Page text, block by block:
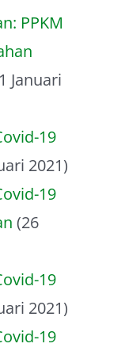
PPKM
Januari
19
2021)
19
(26
19
2021)
19